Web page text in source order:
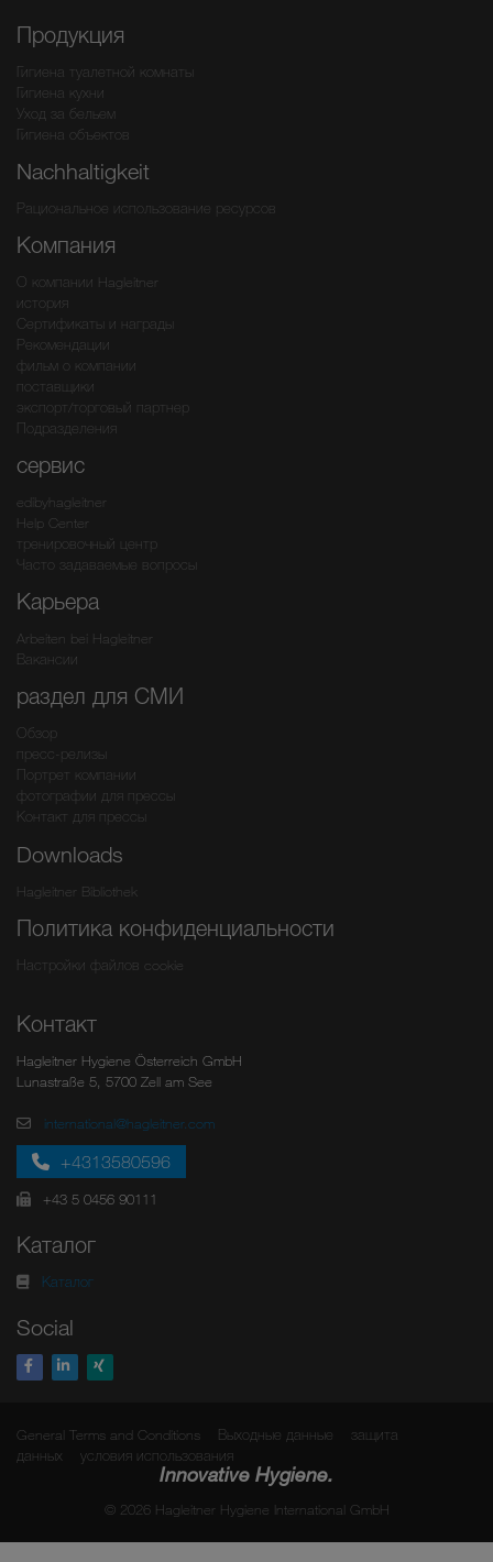
Продукция
Гигиена туалетной комнаты
Гигиена кухни
Уход за бельем
Гигиена объектов
Nachhaltigkeit
Рациональное использование ресурсов
Компания
О компании Hagleitner
история
Сертификаты и награды
Рекомендации
фильм о компании
поставщики
экспорт/торговый партнер
Подразделения
сервис
edibyhagleitner
Help Center
тренировочный центр
Часто задаваемые вопросы
Карьера
Arbeiten bei Hagleitner
Вакансии
раздел для СМИ
Обзор
пресс-релизы
Портрет компании
фотографии для прессы
Контакт для прессы
Downloads
Hagleitner Bibliothek
Политика конфиденциальности
Настройки файлов cookie
Контакт
Hagleitner Hygiene Österreich GmbH
Lunastraße 5, 5700 Zell am See
international@hagleitner.com
+4313580596
+43 5 0456 90111
Каталог
Каталог
Social
General Terms and Conditions Выходные данные
защита
данных
условия использования
Innovative Hygiene.
© 2026 Hagleitner Hygiene International GmbH